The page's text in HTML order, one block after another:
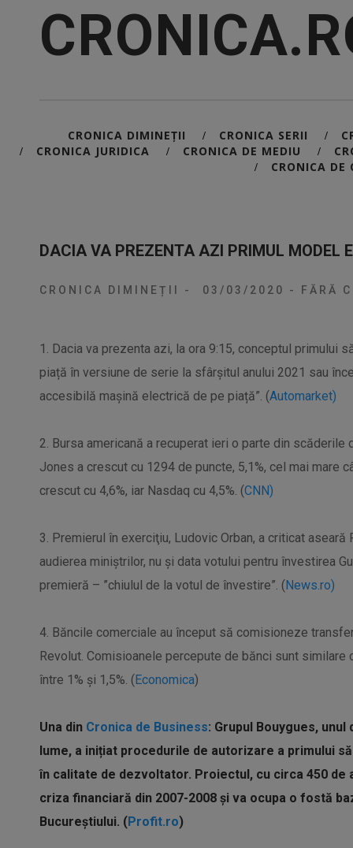
CRONICA DIMINEȚII / CRONICA SERII /
/ CRONICA JURIDICA / CRONICA DE MEDIU /
/ CRONICA DE
DACIA VA PREZENTA AZI PRIMUL MODEL
CRONICA DIMINEȚII - 03/03/2020 - FĂRĂ
1. Dacia va prezenta azi, la ora 9:15, conceptul primului
piață în versiune de serie la sfârșitul anului 2021 sau
accesibilă mașină electrică de pe piață”. (Automarket)
2. Bursa americană a recuperat ieri o parte din
Jones a crescut cu 1294 de puncte, 5,1%, cel mai mare
crescut cu 4,6%, iar Nasdaq cu 4,5%. (CNN)
3. Premierul în exerciţiu, Ludovic Orban, a criticat
audierea miniştrilor, nu şi data votului pentru învestirea
premieră – ”chiulul de la votul de învestire”. (News.ro)
4. Băncile comerciale au început să comisioneze
Revolut. Comisioanele percepute de bănci sunt
între 1% și 1,5%. (Economica)
Una din Cronica de Business: Grupul Bouygues,
lume, a inițiat procedurile de autorizare a primului
în calitate de dezvoltator. Proiectul, cu circa 450
criza financiară din 2007-2008 și va ocupa o fostă
Bucureștiului. (Profit.ro)